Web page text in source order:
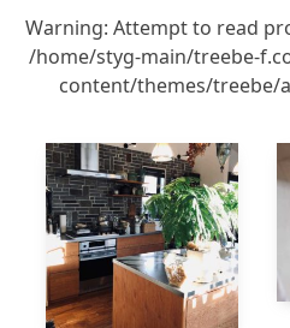
Chair
キッチン
Kitchen
木の小物・
造り付け
オーダー
Order-
Warning: Attempt to read
/home/styg-main/treebe-
content/themes/treebe/